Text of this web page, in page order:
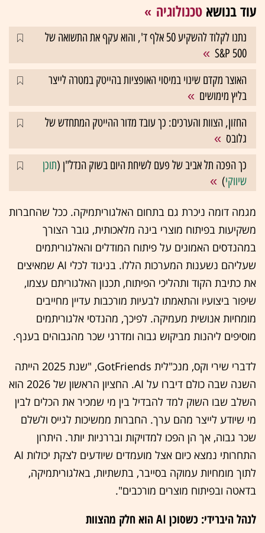
עוד בנושא טכנולוגיה
נתנו לקלוד להשקיע 50 אלף ד', והוא עקף את התשואה של
S&P 500
האוצר מקדם שינוי במיסוי האופציות בהייטק במטרה לייצר
בליץ מימושים
החזון, הצוות והערכים: כך עובד מדור ההייטק המתחדש של
גלובס
כך הפכה תל אביב של פעם לשיחת היום בשוק הנדל"ן (תוכן
שיווקי)
מגמה דומה ניכרת גם בתחום האלגוריתמיקה. ככל שהחברות
משקיעות בפיתוח מוצרי בינה מלאכותית, גובר הצורך
במהנדסים האמונים על פיתוח המודלים והאלגוריתמים
שעליהם נשענות המערכות הללו. בניגוד לכלי AI שמאיצים
את כתיבת הקוד ותהליכי הפיתוח, תכנון האלגוריתם עצמו,
שיפור ביצועיו והתאמתו לבעיות מורכבות עדיין מחייבים
מומחיות אנושית מעמיקה. לפיכך, מהנדסי אלגוריתמים
מוסיפים ליהנות מביקוש גבוה ומדרגי שכר מהגבוהים בענף.
לדברי שירי וקס, מנכ"לית GotFriends, "שנת 2025 הייתה
השנה שבה כולם דיברו על AI. החציון הראשון של 2026 הוא
השלב שבו השוק למד להבדיל בין מי שמכיר את הכלים לבין
מי שיודע לייצר מהם ערך. החברות ממשיכות לגייס ולשלם
שכר גבוה, אך הן הפכו למדויקות ובררניות יותר. היתרון
התחרותי נמצא כיום אצל מועמדים שיודעים לצקת יכולות AI
לתוך מומחיות עמוקה בסייבר, בתשתיות, באלגוריתמיקה,
בדאטה ובפיתוח מוצרים מורכבים".
לנהל היברידי: כשסוכן AI הוא חלק מהצוות